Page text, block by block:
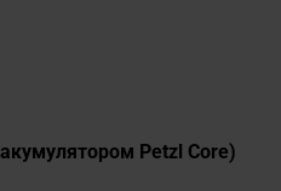
Petzl Core)